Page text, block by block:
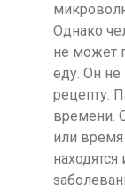
Однако
не может
еду. Он
рецепту.
времени.
или